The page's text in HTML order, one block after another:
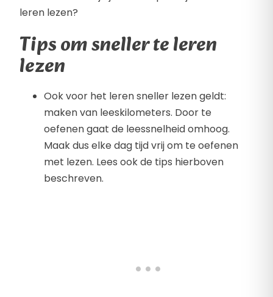
leren lezen?
Tips om sneller te leren
lezen
Ook voor het leren sneller lezen geldt:
maken van leeskilometers. Door te
oefenen gaat de leessnelheid omhoog.
Maak dus elke dag tijd vrij om te oefenen
met lezen. Lees ook de tips hierboven
beschreven.